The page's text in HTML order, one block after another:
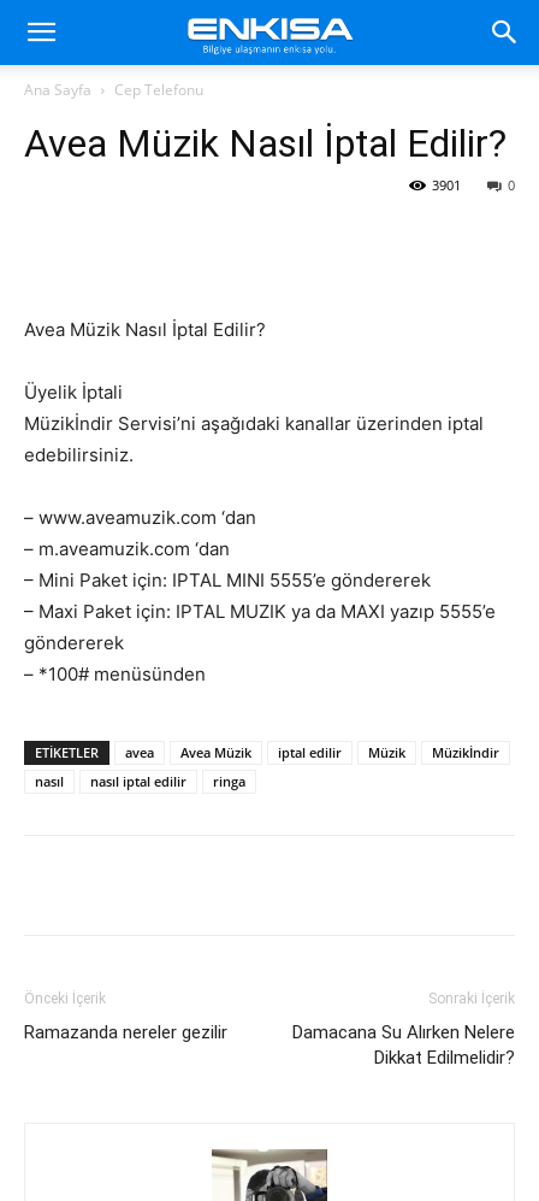
Ana Sayfa Cep Telefonu
Avea Müzik Nasıl İptal Edilir?
0
3901
Avea Müzik Nasıl İptal Edilir?
Üyelik İptali
Müzikİndir Servisi’ni aşağıdaki kanallar üzerinden iptal
edebilirsiniz.
– www.aveamuzik.com ‘dan
– m.aveamuzik.com ‘dan
– Mini Paket için: IPTAL MINI 5555’e göndererek
– Maxi Paket için: IPTAL MUZIK ya da MAXI yazıp 5555’e
göndererek
– *100# menüsünden
ETIKETLER avea Avea Müzik iptal edilir Müzik
Müzikİndir
nasıl
nasıl iptal edilir ringa
Önceki İçerik
Ramazanda nereler gezilir
Sonraki İçerik
Damacana Su Alırken Nelere
Dikkat Edilmelidir?